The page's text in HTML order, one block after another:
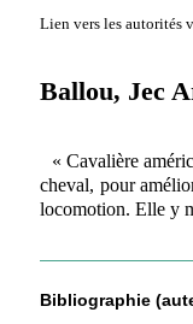
Lien vers les autorités
Ballou, Jec
« Cavalière
cheval, pour
locomotion. Elle y
Bibliographie